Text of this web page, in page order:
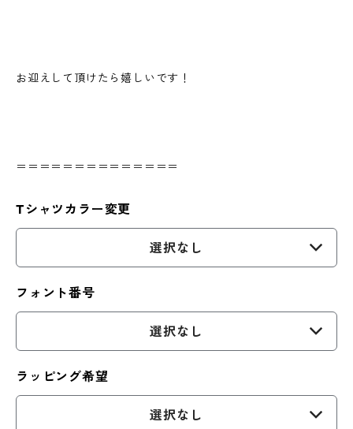
お迎えして頂けたら嬉しいです！
＝＝＝＝＝＝＝＝＝＝＝＝＝＝
Tシャツカラー変更
選択なし
フォント番号
選択なし
ラッピング希望
選択なし